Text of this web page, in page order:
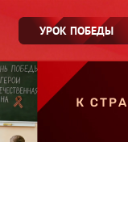
УРОК ПОБЕДЫ